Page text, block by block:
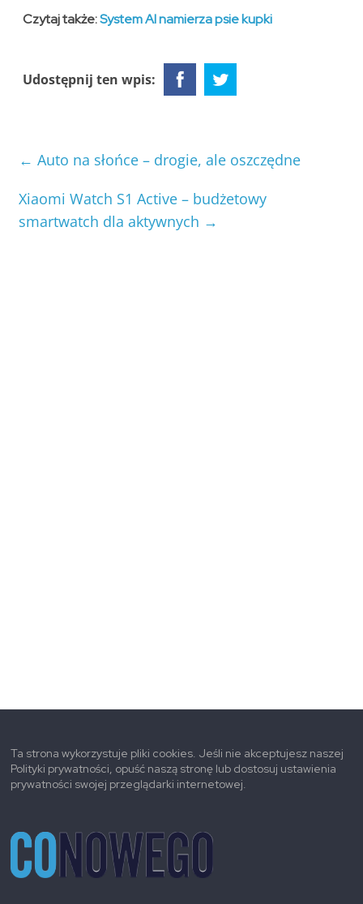
Czytaj także:System AInamierza psie kupki
Udostępnij ten wpis:
← Auto na słońce – drogie, ale oszczędne
Xiaomi Watch S1 Active – budżetowy
smartwatch dla aktywnych →
Ta strona wykorzystuje pliki cookies. Jeśli nie akceptujesz naszej
Polityki prywatności, opuść naszą stronę lub dostosuj ustawienia
prywatności swojej przeglądarki internetowej.